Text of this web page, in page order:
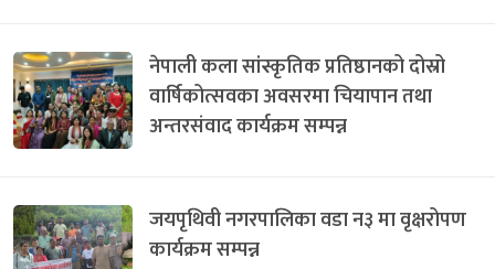
नेपाली कला सांस्कृतिक प्रतिष्ठानको दोस्रो
वार्षिकोत्सवका अवसरमा चियापान तथा
अन्तरसंवाद कार्यक्रम सम्पन्न
जयपृथिवी नगरपालिका वडा न३ मा वृक्षरोपण
कार्यक्रम सम्पन्न